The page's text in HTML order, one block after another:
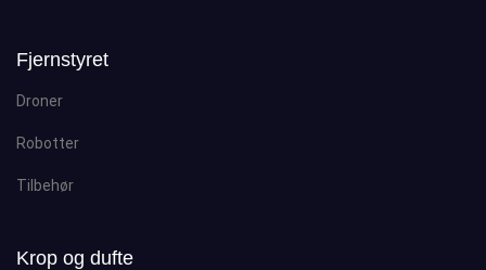
Fjernstyret
Droner
Robotter
Tilbehør
Krop og dufte